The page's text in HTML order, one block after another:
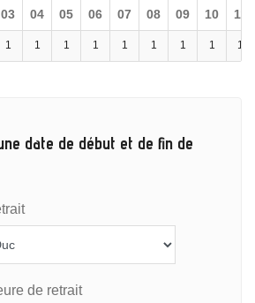
03 04 05 06 07 08 09 10 11
1 1 1 1 1 1 1 1 1
date de début et de fin de
de retrait